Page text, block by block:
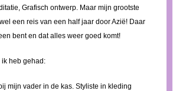
Grafisch ontwerp. Maar mijn grootste
een reis van een half jaar door Azië! Daar
bent en dat alles weer goed komt!
ik heb gehad:
mijn vader in de kas. Styliste in kleding